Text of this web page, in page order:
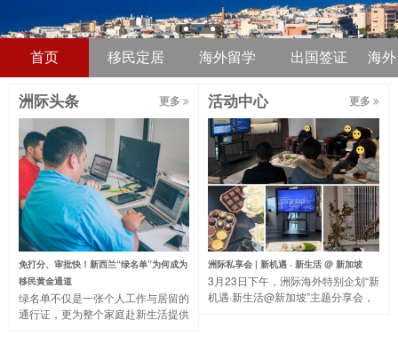
首页 移民定居 海外留学 出国签证 海
洲际头条 更多
免打分、审批快！新西兰“绿名单”为何成为
移民黄金通道
绿名单不仅是一张个人工作与居留的
通行证，更为整个家庭赴新生活提供
活动中心 更多
洲际私享会 | 新机遇 · 新生活 @ 新加坡
3月23日下午，洲际海外特别企划“新
机遇·新生活@新加坡”主题分享会，